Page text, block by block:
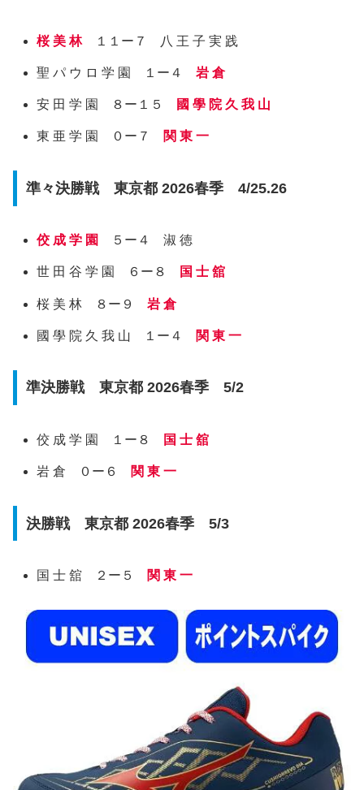
桜 美 林１１ー７ 八 王 子 実 践
聖 パ ウ ロ 学 園 １ー４岩 倉
安 田 学 園 ８ー１５ 國 學 院 久 我 山
東 亜 学 園 ０ー７ 関 東 一
準々決勝戦 東京都 2026春季 4/25.26
佼 成 学 園 ５ー４ 淑 徳
世 田 谷 学 園 ６ー８ 国 士 舘
桜 美 林 ８ー９岩 倉
國 學 院 久 我 山 １ー４ 関 東 一
準決勝戦 東京都 2026春季 5/2
佼 成 学 園 １ー８ 国 士 舘
岩 倉 ０ー６ 関 東 一
決勝戦 東京都 2026春季 5/3
国 士 舘 ２ー５ 関 東 一